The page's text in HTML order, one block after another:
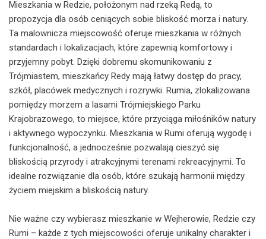
Mieszkania w Redzie, położonym nad rzeką Redą, to
propozycja dla osób ceniących sobie bliskość morza i natury.
Ta malownicza miejscowość oferuje mieszkania w różnych
standardach i lokalizacjach, które zapewnią komfortowy i
przyjemny pobyt. Dzięki dobremu skomunikowaniu z
Trójmiastem, mieszkańcy Redy mają łatwy dostęp do pracy,
szkół, placówek medycznych i rozrywki. Rumia, zlokalizowana
pomiędzy morzem a lasami Trójmiejskiego Parku
Krajobrazowego, to miejsce, które przyciąga miłośników natury
i aktywnego wypoczynku. Mieszkania w Rumi oferują wygodę i
funkcjonalność, a jednocześnie pozwalają cieszyć się
bliskością przyrody i atrakcyjnymi terenami rekreacyjnymi. To
idealne rozwiązanie dla osób, które szukają harmonii między
życiem miejskim a bliskością natury.
Nie ważne czy wybierasz mieszkanie w Wejherowie, Redzie czy
Rumi – każde z tych miejscowości oferuje unikalny charakter i